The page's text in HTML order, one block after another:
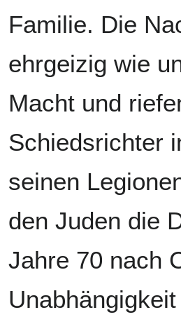
Familie. Die
ehrgeizig wie
Macht und
Schiedsrichter
seinen
den Juden die
Jahre 70 nach